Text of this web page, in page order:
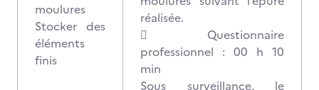
moulures
Stocker des
éléments
finis
réalisée.
 Questionnaire
professionnel : 00 h 10
min
Sous surveillance, le